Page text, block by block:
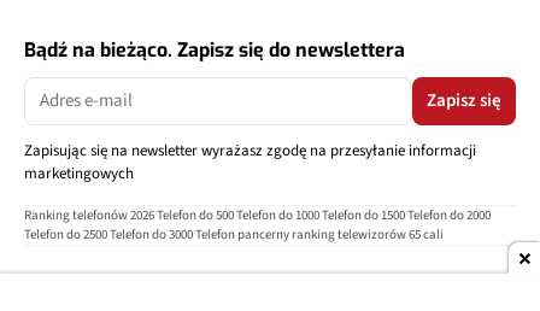
Bądź na bieżąco. Zapisz się do newslettera
Zapisz się
Zapisując się na newsletter wyrażasz zgodę na przesyłanie informacji
marketingowych
Ranking telefonów 2026Telefon do 500Telefon do 1000Telefon do 1500Telefon do 2000
Telefon do 2500Telefon do 3000Telefon pancerny ranking telewizorów 65 cali